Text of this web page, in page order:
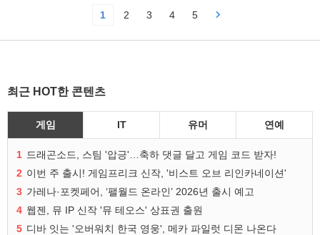
1 2 3 4 5
최근 HOT한 콘텐츠
게임 IT 유머 연예
1 드래곤소드, 스팀 '압긍'…축하 댓글 달고 게임 코드 받자!
2 이번 주 출시! 게임프리크 신작, '비스트 오브 리인카네이션'
3 가레나·포켓페어, ‘팰월드 온라인’ 2026년 출시 예고
4 웹젠, 뮤 IP 신작 '뮤 테오스' 상표권 출원
5 디바 잇는 '오버워치 한국 영웅', 메카 파일럿 디몬 나온다